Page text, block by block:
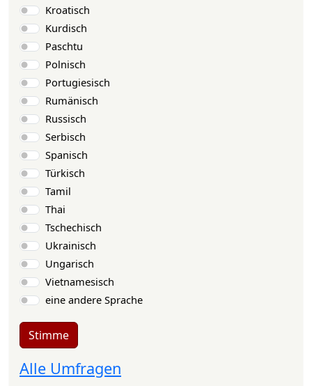
Kroatisch
Kurdisch
Paschtu
Polnisch
Portugiesisch
Rumänisch
Russisch
Serbisch
Spanisch
Türkisch
Tamil
Thai
Tschechisch
Ukrainisch
Ungarisch
Vietnamesisch
eine andere Sprache
Stimme
Alle Umfragen